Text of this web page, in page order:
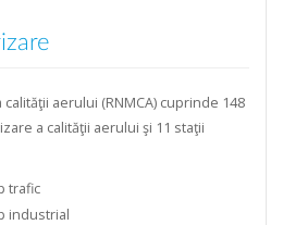
aerului (RNMCA) cuprinde 148
a calităţii aerului şi 11 staţii
trafic
industrial